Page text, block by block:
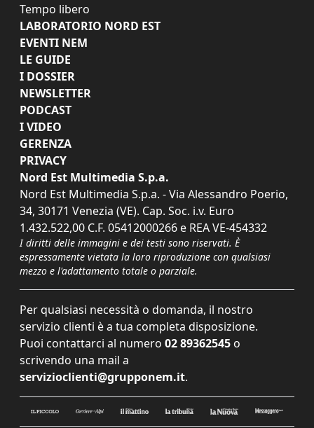
Tempo libero
LABORATORIO NORD EST
EVENTI NEM
LE GUIDE
I DOSSIER
NEWSLETTER
PODCAST
I VIDEO
GERENZA
PRIVACY
Nord Est Multimedia S.p.a.
Nord Est Multimedia S.p.a. - Via Alessandro Poerio,
34, 30171 Venezia (VE). Cap. Soc. i.v. Euro
1.432.522,00 C.F. 05412000266 e REA VE-454332
I diritti delle immagini e dei testi sono riservati. È
espressamente vietata la loro riproduzione con qualsiasi
mezzo e l'adattamento totale o parziale.
Per qualsiasi necessità o domanda, il nostro
servizio clienti è a tua completa disposizione.
Puoi contattarci al numero 02 89362545 o
scrivendo una mail a
servizioclienti@grupponem.it.